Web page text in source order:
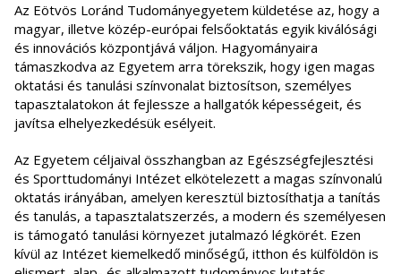
Az Eötvös Loránd Tudományegyetem küldetése az, hogy a
magyar, illetve közép-európai felsőoktatás egyik kiválósági
és innovációs központjává váljon. Hagyományaira
támaszkodva az Egyetem arra törekszik, hogy igen magas
oktatási és tanulási színvonalat biztosítson, személyes
tapasztalatokon át fejlessze a hallgatók képességeit, és
javítsa elhelyezkedésük esélyeit.
Az Egyetem céljaival összhangban az Egészségfejlesztési
és Sporttudományi Intézet elkötelezett a magas színvonalú
oktatás irányában, amelyen keresztül biztosíthatja a tanítás
és tanulás, a tapasztalatszerzés, a modern és személyesen
is támogató tanulási környezet jutalmazó légkörét. Ezen
kívül az Intézet kiemelkedő minőségű, itthon és külföldön is